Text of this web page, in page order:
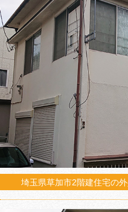
埼玉県草加市2階建住宅の